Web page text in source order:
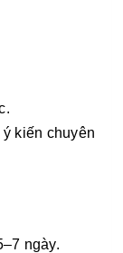
kiến chuyên
ngày.